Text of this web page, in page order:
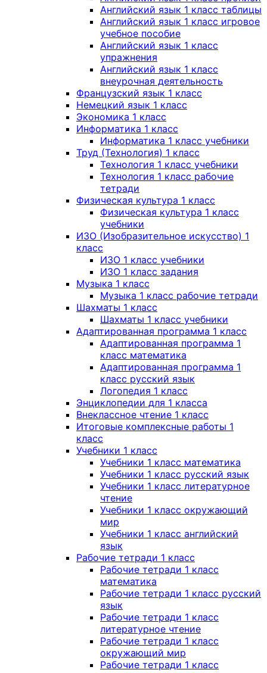
Английский язык 1 класс таблицы
Английский язык 1 класс игровое
учебное пособие
Английский язык 1 класс
упражнения
Английский язык 1 класс
внеурочная деятельность
Французский язык 1 класс
Немецкий язык 1 класс
Экономика 1 класс
Информатика 1 класс
Информатика 1 класс учебники
Труд (Технология) 1 класс
Технология 1 класс учебники
Технология 1 класс рабочие
тетради
Физическая культура 1 класс
Физическая культура 1 класс
учебники
ИЗО (Изобразительное искусство) 1
класс
ИЗО 1 класс учебники
ИЗО 1 класс задания
Музыка 1 класс
Музыка 1 класс рабочие тетради
Шахматы 1 класс
Шахматы 1 класс учебники
Адаптированная программа 1 класс
Адаптированная программа 1
класс математика
Адаптированная программа 1
класс русский язык
Логопедия 1 класс
Энциклопедии для 1 класса
Внеклассное чтение 1 класс
Итоговые комплексные работы 1
класс
Учебники 1 класс
Учебники 1 класс математика
Учебники 1 класс русский язык
Учебники 1 класс литературное
чтение
Учебники 1 класс окружающий
мир
Учебники 1 класс английский
язык
Рабочие тетради 1 класс
Рабочие тетради 1 класс
математика
Рабочие тетради 1 класс русский
язык
Рабочие тетради 1 класс
литературное чтение
Рабочие тетради 1 класс
окружающий мир
Рабочие тетради 1 класс